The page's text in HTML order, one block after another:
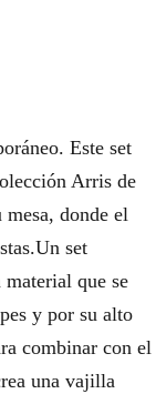
Este set
Arris de
donde el
set
que se
y por su alto
combinar con el
una vajilla